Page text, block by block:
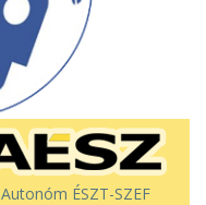
Autonóm ÉSZT-SZEF